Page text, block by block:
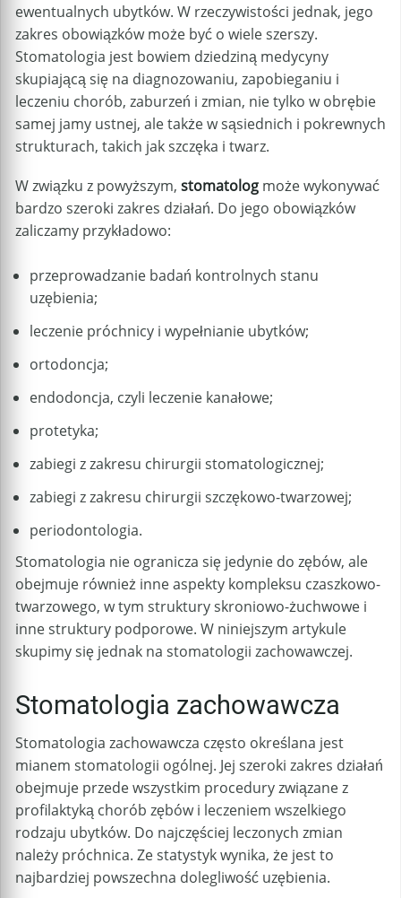
ewentualnych ubytków. W rzeczywistości jednak, jego
zakres obowiązków może być o wiele szerszy.
Stomatologia jest bowiem dziedziną medycyny
skupiającą się na diagnozowaniu, zapobieganiu i
leczeniu chorób, zaburzeń i zmian, nie tylko w obrębie
samej jamy ustnej, ale także w sąsiednich i pokrewnych
strukturach, takich jak szczęka i twarz.
W związku z powyższym, stomatolog może wykonywać
bardzo szeroki zakres działań. Do jego obowiązków
zaliczamy przykładowo:
przeprowadzanie badań kontrolnych stanu
uzębienia;
leczenie próchnicy i wypełnianie ubytków;
ortodoncja;
endodoncja, czyli leczenie kanałowe;
protetyka;
zabiegi z zakresu chirurgii stomatologicznej;
zabiegi z zakresu chirurgii szczękowo-twarzowej;
periodontologia.
Stomatologia nie ogranicza się jedynie do zębów, ale
obejmuje również inne aspekty kompleksu czaszkowo-
twarzowego, w tym struktury skroniowo-żuchwowe i
inne struktury podporowe. W niniejszym artykule
skupimy się jednak na stomatologii zachowawczej.
Stomatologia zachowawcza
Stomatologia zachowawcza często określana jest
mianem stomatologii ogólnej. Jej szeroki zakres działań
obejmuje przede wszystkim procedury związane z
profilaktyką chorób zębów i leczeniem wszelkiego
rodzaju ubytków. Do najczęściej leczonych zmian
należy próchnica. Ze statystyk wynika, że jest to
najbardziej powszechna dolegliwość uzębienia.